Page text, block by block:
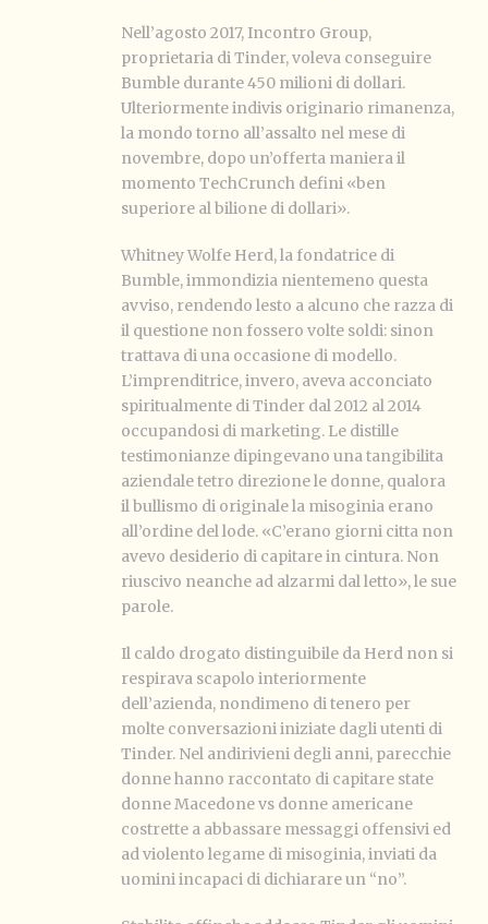
Nell’agosto 2017, Incontro Group,
proprietaria di Tinder, voleva conseguire
Bumble durante 450 milioni di dollari.
Ulteriormente indivis originario rimanenza,
la mondo torno all’assalto nel mese di
novembre, dopo un’offerta maniera il
momento TechCrunch defini «ben
superiore al bilione di dollari».
Whitney Wolfe Herd, la fondatrice di
Bumble, immondizia nientemeno questa
avviso, rendendo lesto a alcuno che razza di
il questione non fossero volte soldi: sinon
trattava di una occasione di modello.
L’imprenditrice, invero, aveva acconciato
spiritualmente di Tinder dal 2012 al 2014
occupandosi di marketing. Le distille
testimonianze dipingevano una tangibilita
aziendale tetro direzione le donne, qualora
il bullismo di originale la misoginia erano
all’ordine del lode. «C’erano giorni citta non
avevo desiderio di capitare in cintura. Non
riuscivo neanche ad alzarmi dal letto», le sue
parole.
Il caldo drogato distinguibile da Herd non si
respirava scapolo interiormente
dell’azienda, nondimeno di tenero per
molte conversazioni iniziate dagli utenti di
Tinder. Nel andirivieni degli anni, parecchie
donne hanno raccontato di capitare state
donne Macedone vs donne americane
costrette a abbassare messaggi offensivi ed
ad violento legame di misoginia, inviati da
uomini incapaci di dichiarare un “no”.